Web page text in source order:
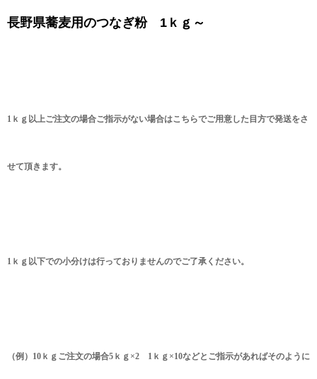
長野県蕎麦用のつなぎ粉 1ｋｇ～
1ｋｇ以上ご注文の場合ご指示がない場合はこちらでご用意した目方で発送をさ
せて頂きます。
1ｋｇ以下での小分けは行っておりませんのでご了承ください。
（例）10ｋｇご注文の場合5ｋｇ×2 1ｋｇ×10などとご指示があればそのように